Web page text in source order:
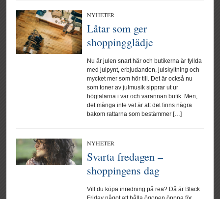
NYHETER
Låtar som ger
shoppingglädje
Nu är julen snart här och butikerna är fyllda
med julpynt, erbjudanden, julskyltning och
mycket mer som hör till. Det är också nu
som toner av julmusik sipprar ut ur
högtalarna i var och varannan butik. Men,
det många inte vet är att det finns några
bakom rattarna som bestämmer […]
NYHETER
Svarta fredagen –
shoppingens dag
Vill du köpa inredning på rea? Då är Black